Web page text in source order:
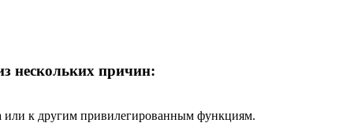
нескольких причин:
или к другим привилегированным функциям.